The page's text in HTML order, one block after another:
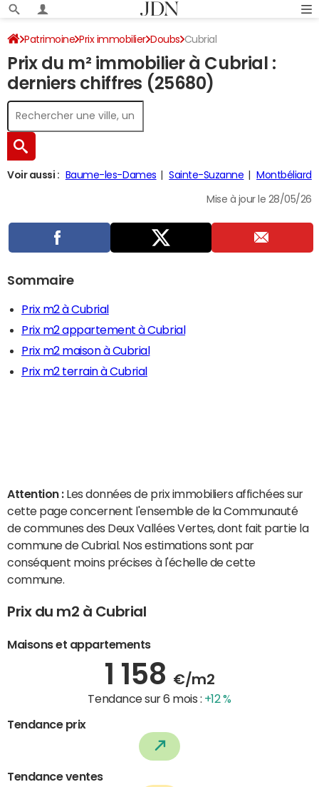
Patrimoine Prix immobilier Doubs Cubrial
Prix du m² immobilier à Cubrial :
derniers chiffres (25680)
Voir aussi : Baume-les-Dames Sainte-Suzanne Montbéliard
Mise à jour le 28/05/26
Sommaire
Prix m2 à Cubrial
Prix m2 appartement à Cubrial
Prix m2 maison à Cubrial
Prix m2 terrain à Cubrial
Attention : Les données de prix immobiliers affichées sur
cette page concernent l'ensemble de la Communauté
de communes des Deux Vallées Vertes, dont fait partie la
commune de Cubrial. Nos estimations sont par
conséquent moins précises à l'échelle de cette
commune.
Prix du m2 à Cubrial
Maisons et appartements
1 158 €/m2
Tendance sur 6 mois : +12 %
Tendance prix
Tendance ventes